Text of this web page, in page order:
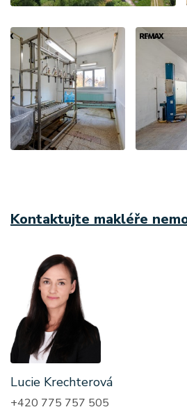
Kontaktujte makléře
Lucie Krechterová
+420 775 757 505